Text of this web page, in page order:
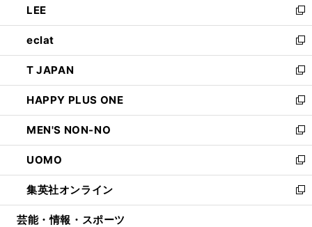
く
で
開
く
ド
ウ
で
開
く
ィ
ン
ド
ウ
で
開
く
い
ウ
ィ
ン
ド
ウ
で
開
く
LEE
新
し
い
ウ
ィ
ン
ド
ウ
で
開
く
eclat
新
し
い
ウ
ィ
ン
ド
ウ
で
開
く
T JAPAN
新
し
い
ウ
ィ
ン
ド
ウ
で
開
HAPPY PLUS ONE
新
し
い
ウ
ィ
ン
ド
ウ
MEN'S NON-NO
新
し
い
ウ
ィ
ン
UOMO
新
し
い
ウ
集英社オンライン
新
し
芸能・情報・スポーツ